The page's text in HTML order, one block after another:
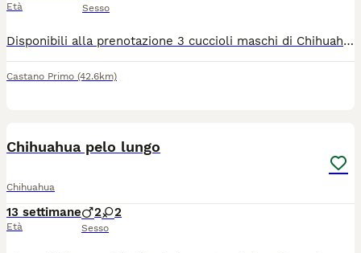
Età Sesso
Disponibili alla prenotazione 3 cuccioli maschi di Chihuahua nati il 29/04/2026 da genitori di nostra proprietà, visibili. I cuccioli vengono cresciuti in ambiente familiare e saranno ceduti al compimento dei 70 giorni con: ? Pedigree ENCI ? Microchip ? Libretto sanitario ? Vaccinazioni eseguite ? Sverminazioni effettuate e annotate Colorazioni presenti in cucciolata: blue/lilac sable scuro con mascherina I cuccioli saranno visibili solo a persone realmente interessate e amanti della razza. Disponibili ulteriori foto e video in privato. Per informazioni contattare telefonicamente
Castano Primo (42.6km)
Chihuahua pelo lungo
Chihuahua
13 settimane
Età
2 2
Sesso